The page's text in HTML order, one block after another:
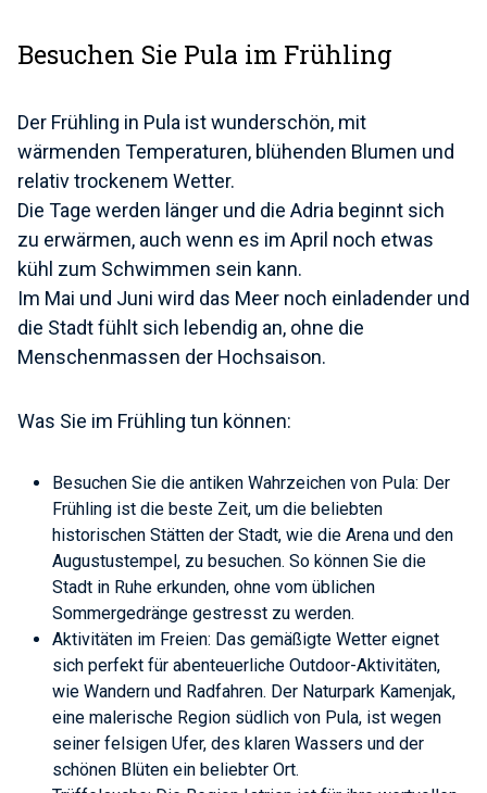
Besuchen Sie Pula im Frühling
Der Frühling in Pula ist wunderschön, mit
wärmenden Temperaturen, blühenden Blumen und
relativ trockenem Wetter.
Die Tage werden länger und die Adria beginnt sich
zu erwärmen, auch wenn es im April noch etwas
kühl zum Schwimmen sein kann.
Im Mai und Juni wird das Meer noch einladender und
die Stadt fühlt sich lebendig an, ohne die
Menschenmassen der Hochsaison.
Was Sie im Frühling tun können:
Besuchen Sie die antiken Wahrzeichen von Pula: Der
Frühling ist die beste Zeit, um die beliebten
historischen Stätten der Stadt, wie die Arena und den
Augustustempel, zu besuchen. So können Sie die
Stadt in Ruhe erkunden, ohne vom üblichen
Sommergedränge gestresst zu werden.
Aktivitäten im Freien: Das gemäßigte Wetter eignet
sich perfekt für abenteuerliche Outdoor-Aktivitäten,
wie Wandern und Radfahren. Der Naturpark Kamenjak,
eine malerische Region südlich von Pula, ist wegen
seiner felsigen Ufer, des klaren Wassers und der
schönen Blüten ein beliebter Ort.